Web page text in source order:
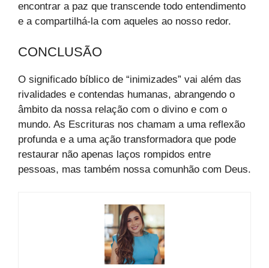
encontrar a paz que transcende todo entendimento
e a compartilhá-la com aqueles ao nosso redor.
CONCLUSÃO
O significado bíblico de “inimizades” vai além das
rivalidades e contendas humanas, abrangendo o
âmbito da nossa relação com o divino e com o
mundo. As Escrituras nos chamam a uma reflexão
profunda e a uma ação transformadora que pode
restaurar não apenas laços rompidos entre
pessoas, mas também nossa comunhão com Deus.